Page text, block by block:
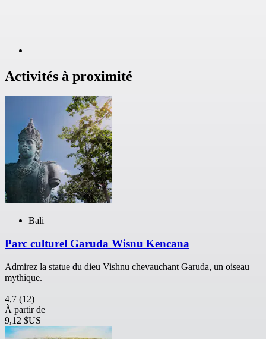
Activités à proximité
Bali
Parc culturel Garuda Wisnu Kencana
Admirez la statue du dieu Vishnu chevauchant Garuda, un oiseau
mythique.
4,7 (12)
À partir de
9,12 $US